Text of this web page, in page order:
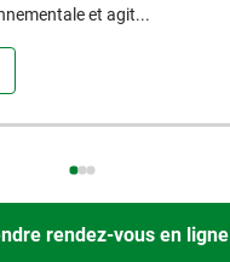
et agit...
rendez-vous en ligne